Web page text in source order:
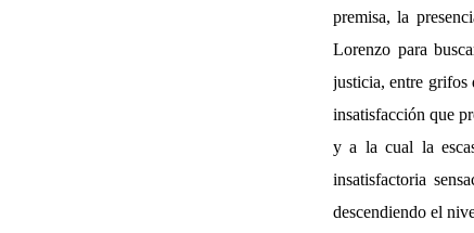
premisa, la
Lorenzo para
justicia, entre grifos
insatisfacción que
y a la cual la
insatisfactoria
descendiendo el